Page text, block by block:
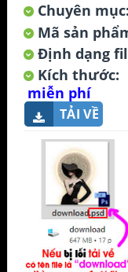
Chuyên mục:
Mã sản
Định dạng
Kích thước:
miễn phí
TẢI VỀ